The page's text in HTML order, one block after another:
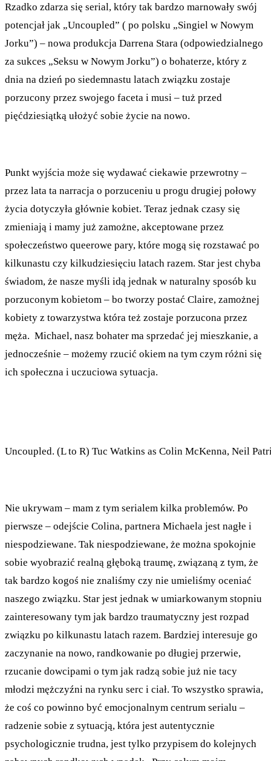
Rzadko zdarza się serial, który tak bardzo marnowały swój
potencjał jak „Uncoupled” ( po polsku „Singiel w Nowym
Jorku”) – nowa produkcja Darrena Stara (odpowiedzialnego
za sukces „Seksu w Nowym Jorku”) o bohaterze, który z
dnia na dzień po siedemnastu latach związku zostaje
porzucony przez swojego faceta i musi – tuż przed
pięćdziesiątką ułożyć sobie życie na nowo.
Punkt wyjścia może się wydawać ciekawie przewrotny –
przez lata ta narracja o porzuceniu u progu drugiej połowy
życia dotyczyła głównie kobiet. Teraz jednak czasy się
zmieniają i mamy już zamożne, akceptowane przez
społeczeństwo queerowe pary, które mogą się rozstawać po
kilkunastu czy kilkudziesięciu latach razem. Star jest chyba
świadom, że nasze myśli idą jednak w naturalny sposób ku
porzuconym kobietom – bo tworzy postać Claire, zamożnej
kobiety z towarzystwa która też zostaje porzucona przez
męża. Michael, nasz bohater ma sprzedać jej mieszkanie, a
jednocześnie – możemy rzucić okiem na tym czym różni się
ich społeczna i uczuciowa sytuacja.
Uncoupled. (L to R) Tuc Watkins as Colin McKenna, Neil
Nie ukrywam – mam z tym serialem kilka problemów. Po
pierwsze – odejście Colina, partnera Michaela jest nagłe i
niespodziewane. Tak niespodziewane, że można spokojnie
sobie wyobrazić realną głęboką traumę, związaną z tym, że
tak bardzo kogoś nie znaliśmy czy nie umieliśmy oceniać
naszego związku. Star jest jednak w umiarkowanym stopniu
zainteresowany tym jak bardzo traumatyczny jest rozpad
związku po kilkunastu latach razem. Bardziej interesuje go
zaczynanie na nowo, randkowanie po długiej przerwie,
rzucanie dowcipami o tym jak radzą sobie już nie tacy
młodzi mężczyźni na rynku serc i ciał. To wszystko sprawia,
że coś co powinno być emocjonalnym centrum serialu –
radzenie sobie z sytuacją, która jest autentycznie
psychologicznie trudna, jest tylko przypisem do kolejnych